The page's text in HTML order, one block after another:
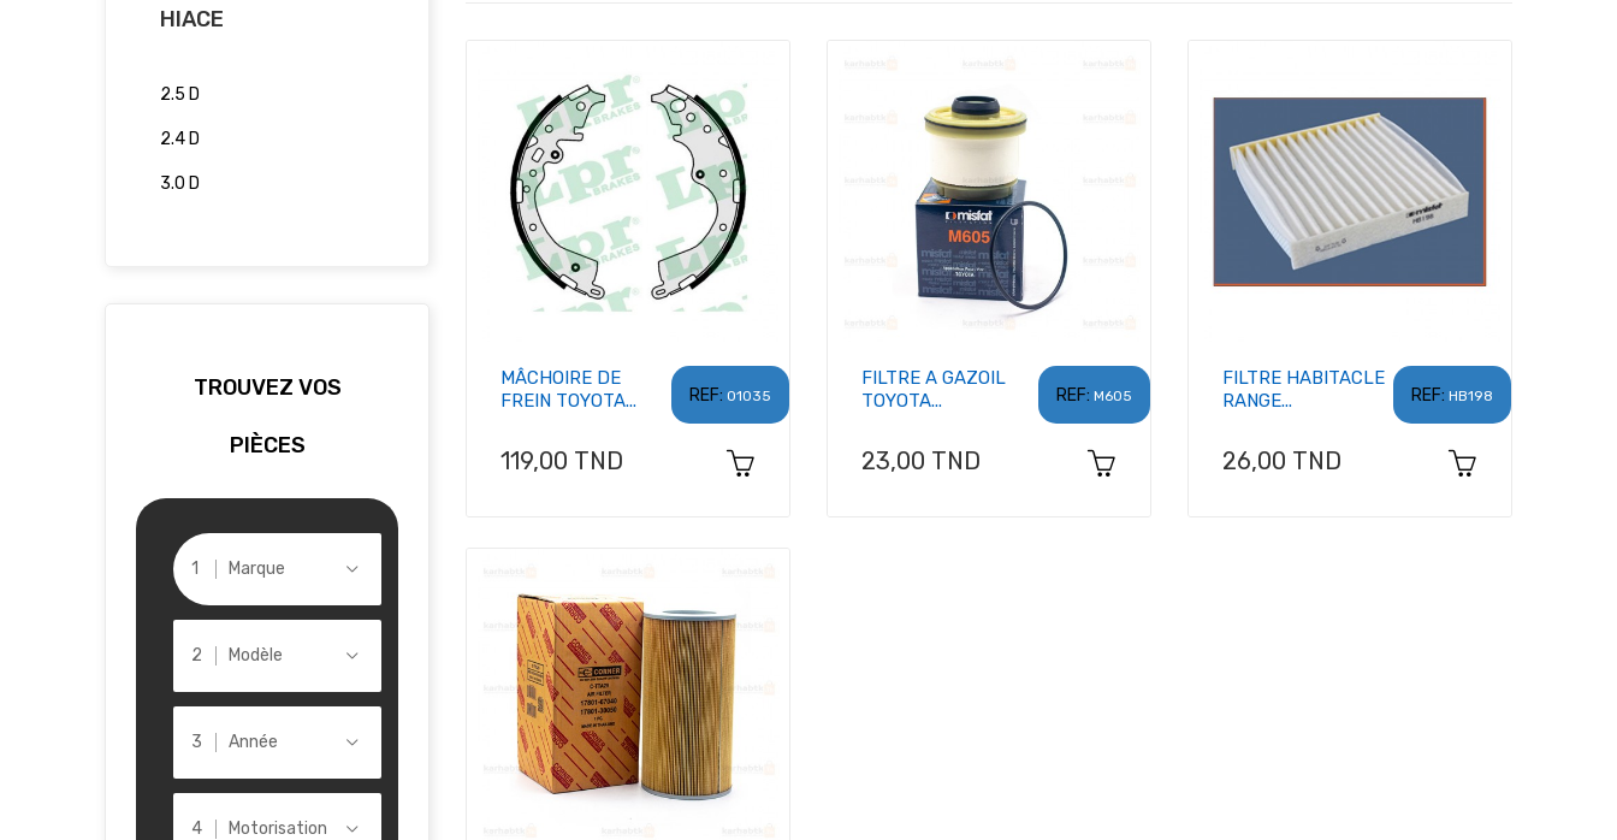
HIACE
2.5 D
2.4 D
3.0 D
TROUVEZ VOS
PIÈCES
Marque
Modèle
Année
Motorisation
REF: 01035
MÂCHOIRE DE
FREIN TOYOTA...
Prix
119,00 TND
REF: M605
FILTRE A GAZOIL
TOYOTA...
Prix
23,00 TND
REF: HB198
FILTRE HABITACLE
RANGE...
Prix
26,00 TND